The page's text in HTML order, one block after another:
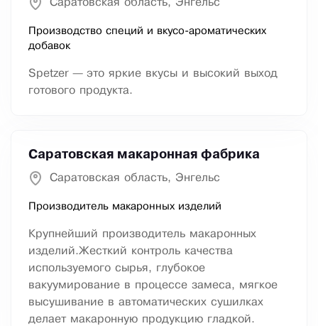
Саратовская область, Энгельс
Производство специй и вкусо-ароматических
добавок
Spetzer — это яркие вкусы и высокий выход
готового продукта.
Саратовская макаронная фабрика
Саратовская область, Энгельс
Производитель макаронных изделий
Крупнейший производитель макаронных
изделий.Жесткий контроль качества
используемого сырья, глубокое
вакуумирование в процессе замеса, мягкое
высушивание в автоматических сушилках
делает макаронную продукцию гладкой.